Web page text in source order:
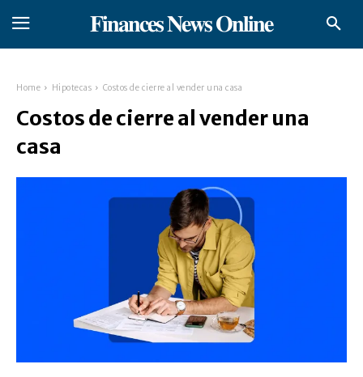
𝐅𝐢𝐧𝐚𝐧𝐜𝐞𝐬 𝐍𝐞𝐰𝐬 𝐎𝐧𝐥𝐢𝐧𝐞
Home Hipotecas Costos de cierre al vender una casa
Costos de cierre al vender una
casa